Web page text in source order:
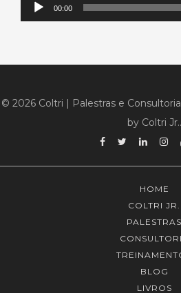
00:00
© 2026 Coltri | Palestras e Consultoria
by Coltri Jr..
Facebook
TwitterLinkedin
HOME
COLTRI JR.
PALESTRAS
BLOG
LIVROS